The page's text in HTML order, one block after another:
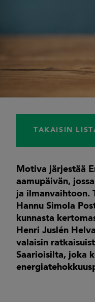
TAKAISIN
Motiva järjestää
aamupäivän,
ja ilmanvaihtoon.
Hannu Simola
kunnasta
Henri Juslén
valaisin
Saarioisilta, joka